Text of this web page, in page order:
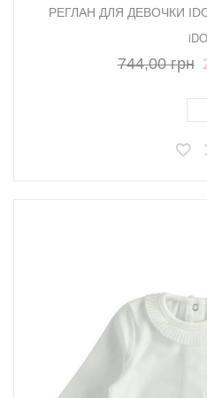
РЕГЛАН ДЛЯ ДЕВОЧКИ
iDO
744,00 грн